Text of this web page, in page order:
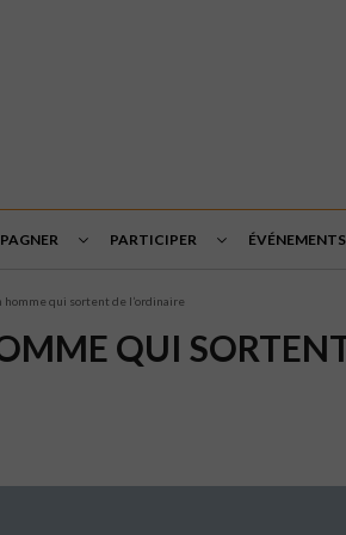
PARTICIPER ÉVÉNEMENTS
homme qui sortent de l’ordinaire
QUI